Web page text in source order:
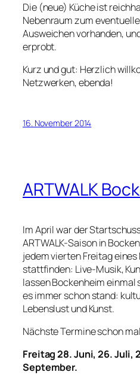
Die (neue) Küche ist
Nebenraum zum
Ausweichen vorhanden,
erprobt.
Kurz und gut: Herzlich
Netzwerken, ebenda!
16. November 2014
ARTWALK
Im April war der
ARTWALK-Saison in
jedem vierten Freitag eines
stattfinden: Live-Musik,
lassen Bockenheim
es immer schon stand:
Lebenslust und Kunst.
Nächste Termine schon
Freitag 28. Juni, 26. Juli,
September.